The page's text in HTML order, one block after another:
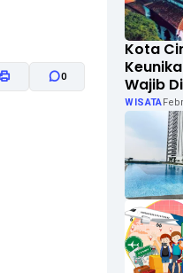
0
Kota
Wajib
WISATA